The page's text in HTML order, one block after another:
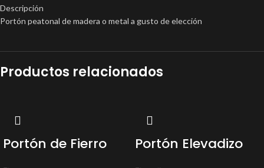
Descripción
Portón peatonal de madera o metal a gusto de elección
Productos relacionados
Portón de Fierro Portón Elevadizo